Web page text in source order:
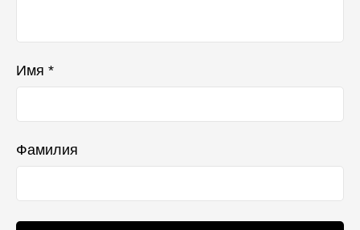
Имя *
Фамилия